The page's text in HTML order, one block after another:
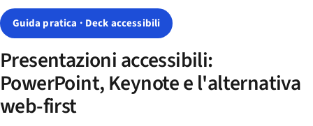
Guida pratica · Deck accessibili
Presentazioni accessibili:
PowerPoint, Keynote e l'alternativa
web-first